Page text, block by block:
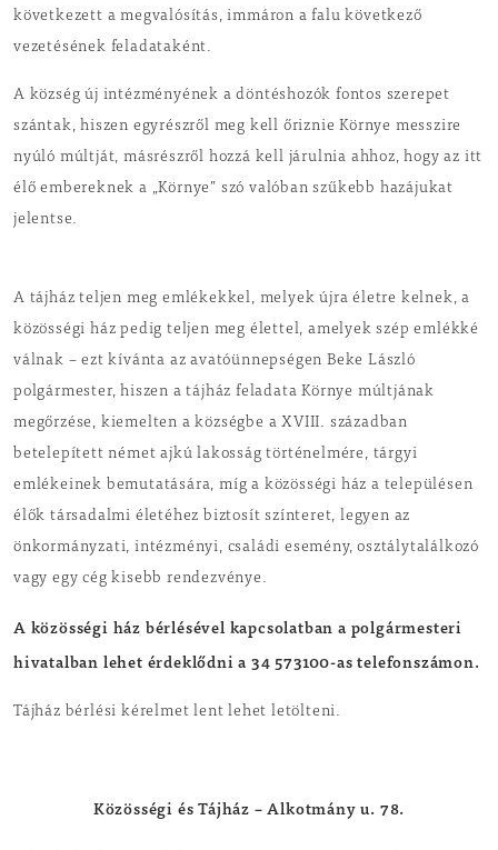
következett a megvalósítás, immáron a falu következő
vezetésének feladataként.
A község új intézményének a döntéshozók fontos szerepet
szántak, hiszen egyrészről meg kell őriznie Környe messzire
nyúló múltját, másrészről hozzá kell járulnia ahhoz, hogy az itt
élő embereknek a „Környe” szó valóban szűkebb hazájukat
jelentse.
A tájház teljen meg emlékekkel, melyek újra életre kelnek, a
közösségi ház pedig teljen meg élettel, amelyek szép emlékké
válnak – ezt kívánta az avatóünnepségen Beke László
polgármester, hiszen a tájház feladata Környe múltjának
megőrzése, kiemelten a községbe a XVIII. században
betelepített német ajkú lakosság történelmére, tárgyi
emlékeinek bemutatására, míg a közösségi ház a településen
élők társadalmi életéhez biztosít színteret, legyen az
önkormányzati, intézményi, családi esemény, osztálytalálkozó
vagy egy cég kisebb rendezvénye.
A közösségi ház bérlésével kapcsolatban a polgármesteri
hivatalban lehet érdeklődni a 34 573100-as telefonszámon.
Tájház bérlési kérelmet lent lehet letölteni.
Közösségi és Tájház – Alkotmány u. 78.